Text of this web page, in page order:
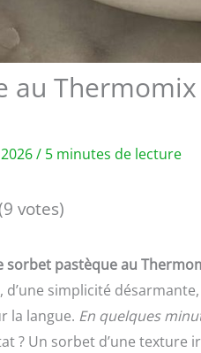
au
/ 5 minutes de lecture
votes)
sorbet pastèque au
d’une simplicité
la langue. En quelques
? Un sorbet d’une